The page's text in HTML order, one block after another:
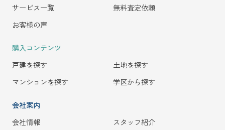
サービス一覧
無料査定依頼
お客様の声
購入コンテンツ
戸建を探す
土地を探す
マンションを探す
学区から探す
会社案内
会社情報
スタッフ紹介